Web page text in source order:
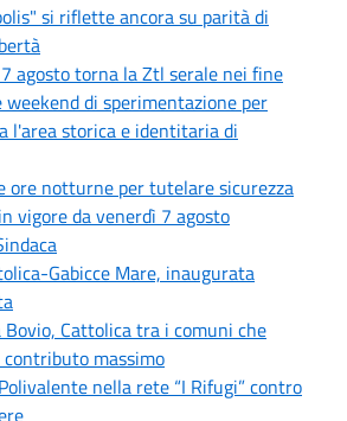
si riflette ancora su parità di
agosto torna la Ztl serale nei fine
di sperimentazione per
l'area storica e identitaria di
ore notturne per tutelare sicurezza
vigore da venerdì 7 agosto
Gabicce Mare, inaugurata
Cattolica tra i comuni che
massimo
nella rete “I Rifugi” contro